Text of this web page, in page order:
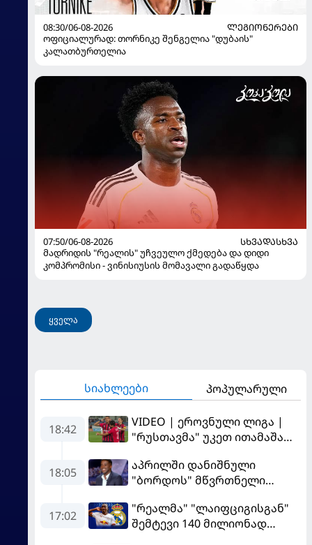
08:30/06-08-2026
ᲚᲔᲒᲘᲝᲜᲔᲠᲔᲑᲘ
ოფიციალურად: თორნიკე შენგელია "დუბაის"
კალათბურთელია
07:50/06-08-2026
ᲡᲮᲕᲐᲓᲐᲡᲮᲕᲐ
მადრიდის "რეალის" უჩვეულო ქმედება და დიდი
კომპრომისი - ვინისიუსის მომავალი გადაწყდა
ყველა
სიახლეები პოპულარული
18:42
VIDEO | ეროვნული ლიგა |
"რუსთავმა" უკეთ ითამაშა
მოიგო, "ტორპედომ" გვიან
გაიღვიძა...
18:05
აპრილში დანიშნული
"ბორდოს" მწვრთნელი
17:02
"რეალმა" "ლაიფციგისგან"
შემტევი 140 მილიონად